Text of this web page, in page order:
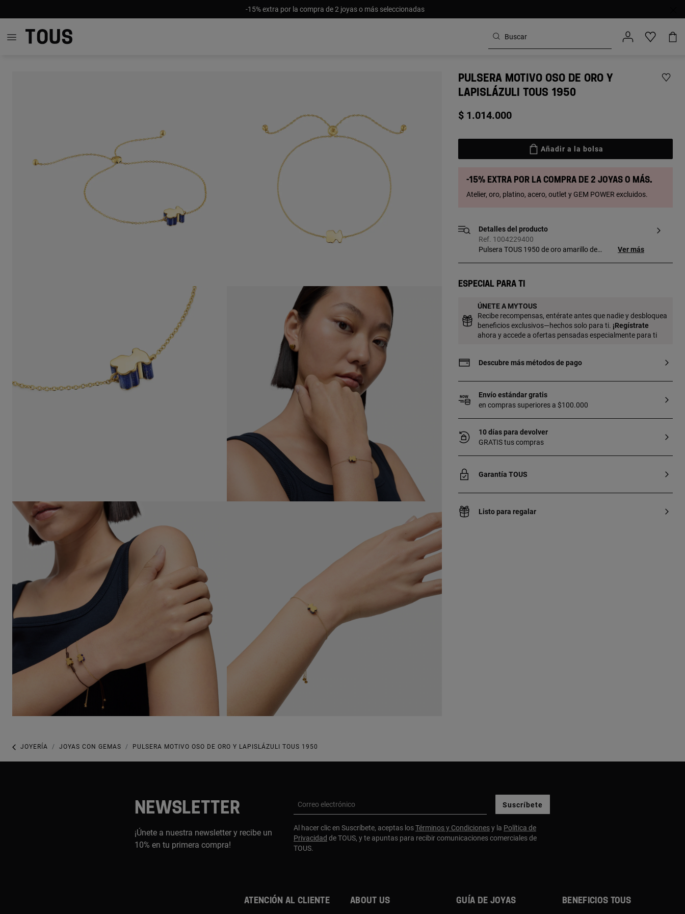
-15% extra por la compra de 2 joyas o más seleccionadas
PULSERA MOTIVO OSO DE ORO Y
LAPISLÁZULI TOUS 1950
$ 1.014.000
Añadir a la bolsa
-15% extra por la compra de 2 joyas o más.
Atelier, oro, platino, acero, outlet y GEM POWER excluidos.
Detalles del producto
Ref. 1004229400
Pulsera TOUS 1950 de oro amarillo de
pulsera: 19 cm. Cierre deslizante.
Ver más
Especial para ti
ÚNETE A MYTOUS
Recibe recompensas, entérate antes que nadie y desbloquea
beneficios exclusivos—hechos solo para ti. ¡Regístrate
ahora y accede a ofertas pensadas especialmente para ti
Descubre más métodos de pago
Envío estándar gratis
en compras superiores a $100.000
10 días para devolver
GRATIS tus compras
Garantía TOUS
Listo para regalar
JOYERÍA JOYAS CON GEMAS PULSERA MOTIVO OSO DE ORO Y LAPISLÁZULI TOUS 1950
NEWSLETTER
¡Únete a nuestra newsletter y recibe un
10% en tu primera compra!
Correo electrónico Suscríbete
Al hacer clic en Suscríbete, aceptas losTérminos y Condicionesy la Política de
Privacidad de TOUS, y te apuntas para recibir comunicaciones comerciales de
TOUS.
Atención al cliente About us Guía de joyas Beneficios TOUS